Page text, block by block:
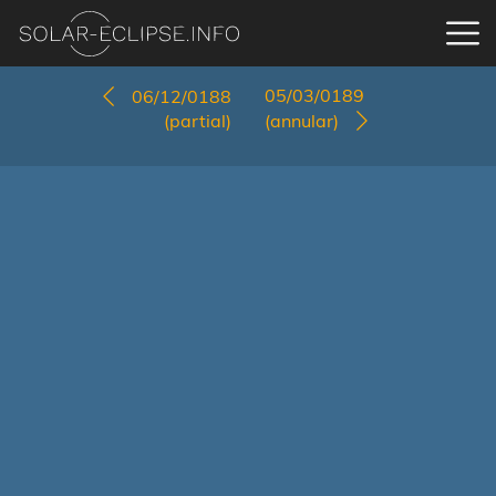
06/12/0188
(partial)
05/03/0189
(annular)